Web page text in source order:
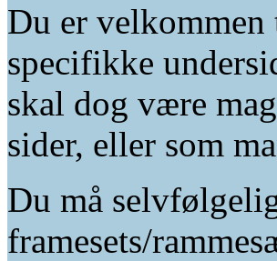
Du er
specifikke
skal dog være
sider, eller som
Du må
framesets/